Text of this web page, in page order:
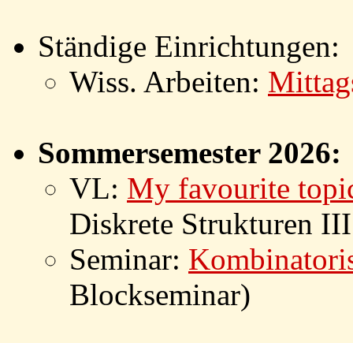
Ständige Einrichtungen:
Wiss. Arbeiten:
Sommersemester 2026:
VL: My favourite
Diskrete Strukturen
Seminar:
Blockseminar)